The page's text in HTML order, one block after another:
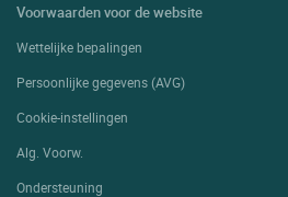
Voorwaarden voor de website
Wettelijke bepalingen
Persoonlijke gegevens (AVG)
Cookie-instellingen
Alg. Voorw.
Ondersteuning